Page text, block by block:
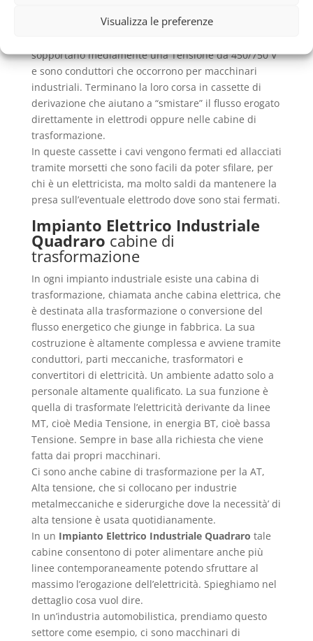
Visualizza le preferenze
maggiore erogazione di elettricità.
sopportano mediamente una Tensione da 450/750 V
e sono conduttori che occorrono per macchinari
industriali. Terminano la loro corsa in cassette di
derivazione che aiutano a “smistare” il flusso erogato
direttamente in elettrodi oppure nelle cabine di
trasformazione.
In queste cassette i cavi vengono fermati ed allacciati
tramite morsetti che sono facili da poter sfilare, per
chi è un elettricista, ma molto saldi da mantenere la
presa sull’eventuale elettrodo dove sono stai fermati.
Impianto Elettrico Industriale
Quadraro cabine di
trasformazione
In ogni impianto industriale esiste una cabina di
trasformazione, chiamata anche cabina elettrica, che
è destinata alla trasformazione o conversione del
flusso energetico che giunge in fabbrica. La sua
costruzione è altamente complessa e avviene tramite
conduttori, parti meccaniche, trasformatori e
convertitori di elettricità. Un ambiente adatto solo a
personale altamente qualificato. La sua funzione è
quella di trasformate l’elettricità derivante da linee
MT, cioè Media Tensione, in energia BT, cioè bassa
Tensione. Sempre in base alla richiesta che viene
fatta dai propri macchinari.
Ci sono anche cabine di trasformazione per la AT,
Alta tensione, che si collocano per industrie
metalmeccaniche e siderurgiche dove la necessità’ di
alta tensione è usata quotidianamente.
In un Impianto Elettrico Industriale Quadraro tale
cabine consentono di poter alimentare anche più
linee contemporaneamente potendo sfruttare al
massimo l’erogazione dell’elettricità. Spieghiamo nel
dettaglio cosa vuol dire.
In un’industria automobilistica, prendiamo questo
settore come esempio, ci sono macchinari di